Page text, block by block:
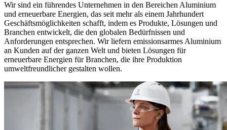
Wir sind ein führendes Unternehmen in den Bereichen Aluminium
und erneuerbare Energien, das seit mehr als einem Jahrhundert
Geschäftsmöglichkeiten schafft, indem es Produkte, Lösungen und
Branchen entwickelt, die den globalen Bedürfnissen und
Anforderungen entsprechen. Wir liefern emissionsarmes Aluminium
an Kunden auf der ganzen Welt und bieten Lösungen für
erneuerbare Energien für Branchen, die ihre Produktion
umweltfreundlicher gestalten wollen.